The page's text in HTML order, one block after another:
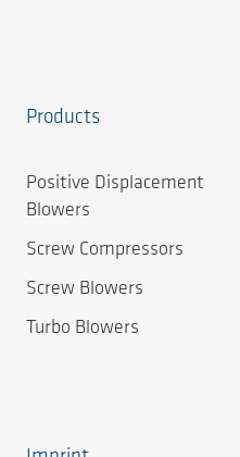
Products
Positive Displacement
Blowers
Screw Compressors
Screw Blowers
Turbo Blowers